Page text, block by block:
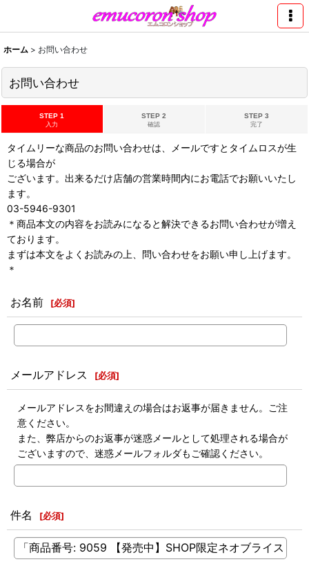
ホーム > お問い合わせ
お問い合わせ
STEP 1
入力
STEP 2
確認
STEP 3
完了
タイムリーな商品のお問い合わせは、メールですとタイムロスが生
じる場合が
ございます。出来るだけ店舗の営業時間内にお電話でお願いいたし
ます。
03-5946-9301
＊商品本文の内容をお読みになると解決できるお問い合わせが増え
ております。
まずは本文をよくお読みの上、問い合わせをお願い申し上げます。
＊
お名前 [必須]
メールアドレス [必須]
メールアドレスをお間違えの場合はお返事が届きません。ご注
意ください。
また、弊店からのお返事が迷惑メールとして処理される場合が
ございますので、迷惑メールフォルダもご確認ください。
件名 [必須]